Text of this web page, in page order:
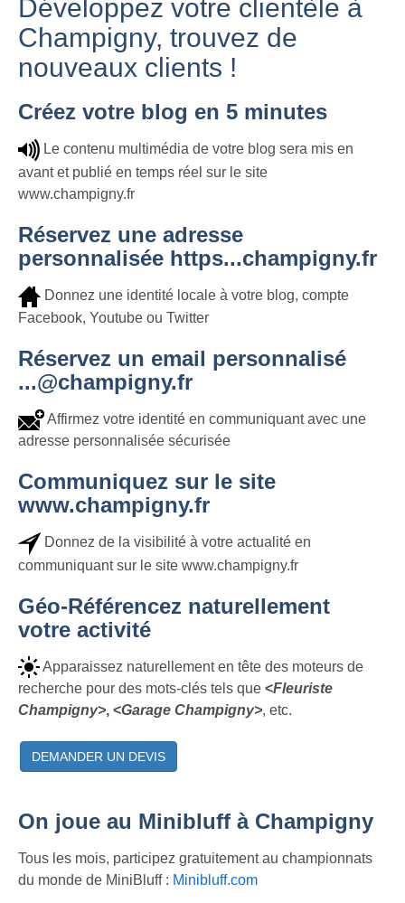
Développez votre clientèle à
Champigny, trouvez de
nouveaux clients !
Créez votre blog en 5 minutes
Le contenu multimédia de votre blog sera mis en
avant et publié en temps réel sur le site
www.champigny.fr
Réservez une adresse
personnalisée https...champigny.fr
Donnez une identité locale à votre blog, compte
Facebook, Youtube ou Twitter
Réservez un email personnalisé
...@champigny.fr
Affirmez votre identité en communiquant avec une
adresse personnalisée sécurisée
Communiquez sur le site
www.champigny.fr
Donnez de la visibilité à votre actualité en
communiquant sur le site www.champigny.fr
Géo-Référencez naturellement
votre activité
Apparaissez naturellement en tête des moteurs de
recherche pour des mots-clés tels que <Fleuriste
Champigny>, <Garage Champigny>, etc.
DEMANDER UN DEVIS
On joue au Minibluff à Champigny
Tous les mois, participez gratuitement au championnats
du monde de MiniBluff : Minibluff.com